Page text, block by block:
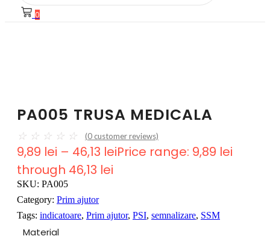
0
PA005 TRUSA MEDICALA
☆ ☆ ☆ ☆ ☆ (0 customer reviews)
9,89 lei – 46,13 leiPrice range: 9,89 lei
through 46,13 lei
SKU: PA005
Category: Prim ajutor
Tags: indicatoare, Prim ajutor, PSI, semnalizare, SSM
Material